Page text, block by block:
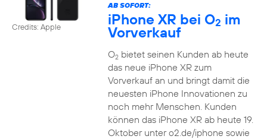
Credits: Apple
AB SOFORT:
iPhone XR bei O2 im
Vorverkauf
O2bietet seinen Kunden ab heute
das neue iPhone XR zum
Vorverkauf an und bringt damit die
neuesten iPhone Innovationen zu
noch mehr Menschen. Kunden
können das iPhone XR ab heute 19.
Oktober unter o2.de/iphone sowie